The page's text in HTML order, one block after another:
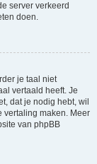
server verkeerd
doen.
je taal niet
vertaald heeft. Je
dat je nodig hebt, wil
vertaling maken. Meer
van phpBB